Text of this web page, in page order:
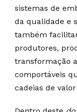
sistemas de
da qualidade e
também
produtores,
transformação
comportáveis
cadeias de